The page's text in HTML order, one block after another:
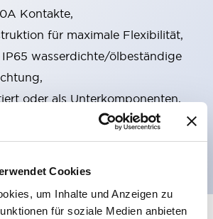
Cookies
um Inhalte und Anzeigen zu
für soziale Medien anbieten
Kontakte,
für maximale Flexibilität,
wasserdichte/ölbeständige
oder als Unterkomponenten,
zertifiziert, TUV zugelassen und